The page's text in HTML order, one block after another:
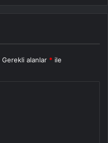
Gerekli alanlar * ile